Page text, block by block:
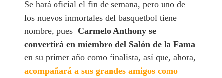
Se hará oficial el fin de semana, pero uno de
los nuevos inmortales del basquetbol tiene
nombre, pues Carmelo Anthony se
convertirá en miembro del Salón de la Fama
en su primer año como finalista, así que, ahora,
acompañará a sus grandes amigos como